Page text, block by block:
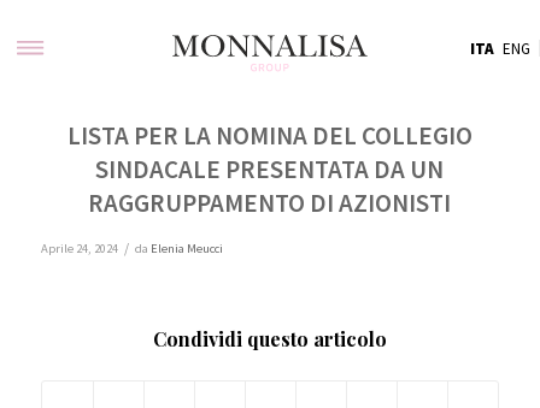
ITA ENG
LISTA PER LA NOMINA DEL COLLEGIO
SINDACALE PRESENTATA DA UN
RAGGRUPPAMENTO DI AZIONISTI
Aprile 24, 2024 / da Elenia Meucci
Condividi questo articolo